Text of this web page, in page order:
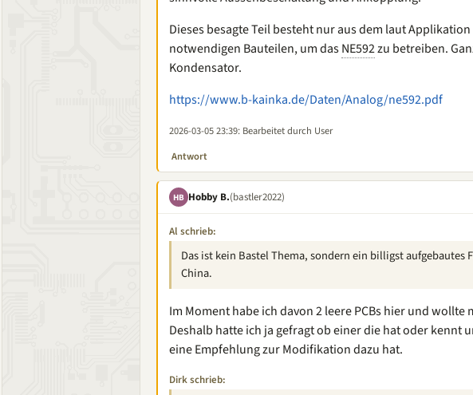
Dieses besagte Teil besteht nur aus dem laut
notwendigen Bauteilen, um dasNE592zu betreiben.
Kondensator.
https://www.b-kainka.de/Daten/Analog/ne592.pdf
2026-03-05 23:39: Bearbeitet durch User
Antwort
HB Hobby B.(bastler2022)
Al schrieb:
Das ist kein Bastel Thema, sondern ein billigst aufgebautes
China.
Im Moment habe ich davon 2 leere PCBs hier und wollte
Deshalb hatte ich ja gefragt ob einer die hat oder kennt
eine Empfehlung zur Modifikation dazu hat.
Dirk schrieb: